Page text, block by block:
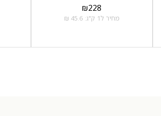
₪228
מחיר ל1 ק"ג: 45.6 ₪